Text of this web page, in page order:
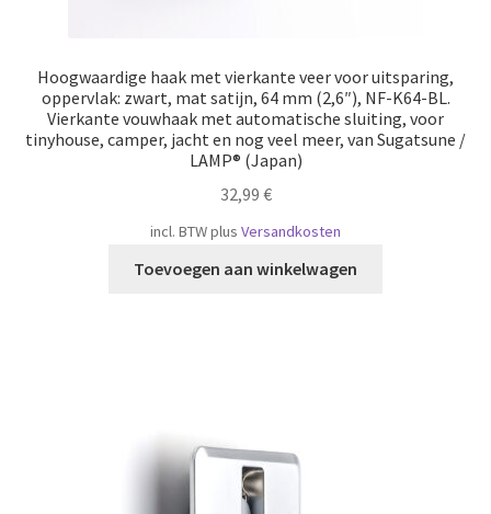
Hoogwaardige haak met vierkante veer voor uitsparing,
oppervlak: zwart, mat satijn, 64 mm (2,6″), NF-K64-BL.
Vierkante vouwhaak met automatische sluiting, voor
tinyhouse, camper, jacht en nog veel meer, van Sugatsune /
LAMP® (Japan)
32,99 €
incl. BTWplus Versandkosten
Toevoegen aan winkelwagen